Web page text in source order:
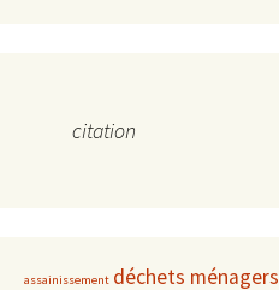
citation
assainissement déchets ménagers